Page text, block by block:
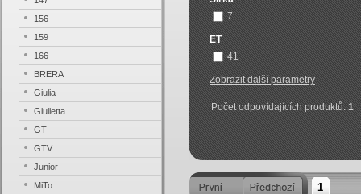
7
ET
41
Zobrazit další parametry
Počet odpovídajících produktů:1
1
156
159
166
BRERA
Giulia
Giulietta
GT
GTV
Junior
MiTo